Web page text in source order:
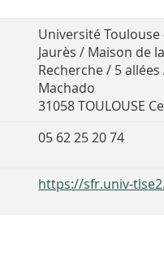
Université Toulouse
Jaurès / Maison de la
Recherche / 5
Machado
31058 TOULOUSE
05 62 25 20 74
https://sfr.univ-